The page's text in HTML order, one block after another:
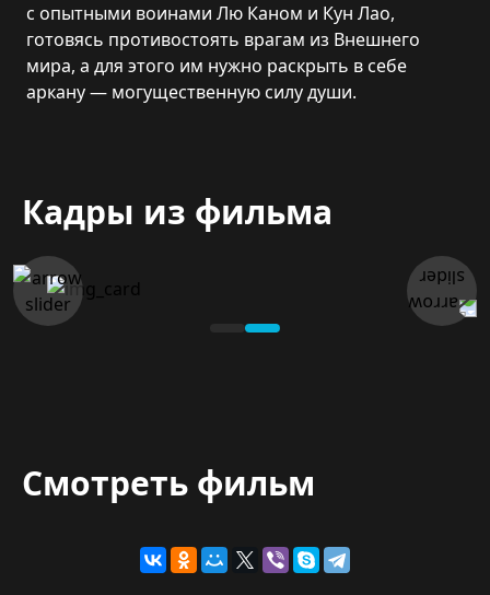
с опытными воинами Лю Каном и Кун Лао,
готовясь противостоять врагам из Внешнего
мира, а для этого им нужно раскрыть в себе
аркану — могущественную силу души.
Кадры из фильма
Смотреть фильм